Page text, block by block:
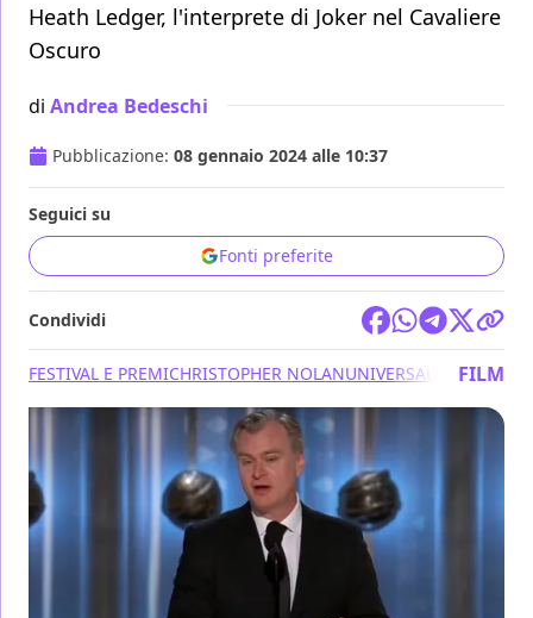
Heath Ledger, l'interprete di Joker nel Cavaliere
Oscuro
di Andrea Bedeschi
Pubblicazione: 08 gennaio 2024 alle 10:37
Seguici su
Fonti preferite
Condividi
FESTIVAL E PREMICHRISTOPHER NOLANUNIVERSAL PICTURES
FILM